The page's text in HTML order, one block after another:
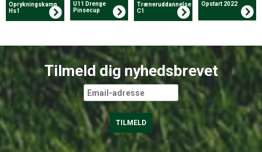
Oprykningskamp
Hs1
U11 Drenge
Pinsecup
Træneruddannelse
C1
Opstart 2022
Tilmeld dig nyhedsbrevet